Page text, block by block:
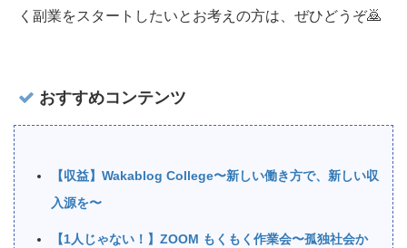
く副業をスタートしたいとお考えの方は、ぜひどうぞ🙇‍
おすすめコンテンツ
【収益】Wakablog College〜新しい働き方で、新しい収
入源を〜
【1人じゃない！】ZOOM もくもく作業会〜孤独社会か